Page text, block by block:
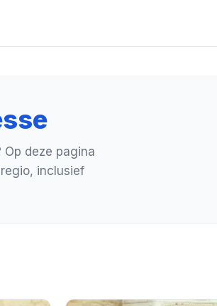
Op deze pagina
inclusief